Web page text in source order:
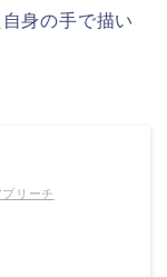
身の手で描い
プリーチ